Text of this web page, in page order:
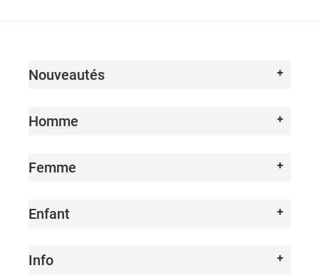
Nouveautés
Homme
Femme
Enfant
Info